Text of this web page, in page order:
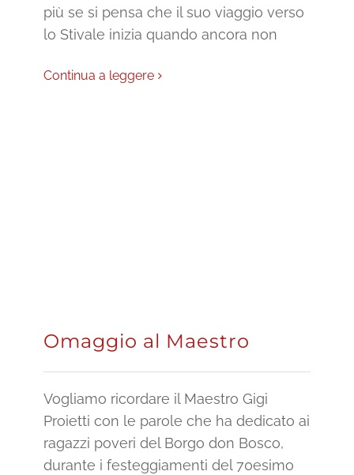
più se si pensa che il suo viaggio verso
lo Stivale inizia quando ancora non
Continua a leggere
Omaggio al Maestro
Vogliamo ricordare il Maestro Gigi
Proietti con le parole che ha dedicato ai
ragazzi poveri del Borgo don Bosco,
durante i festeggiamenti del 70esimo